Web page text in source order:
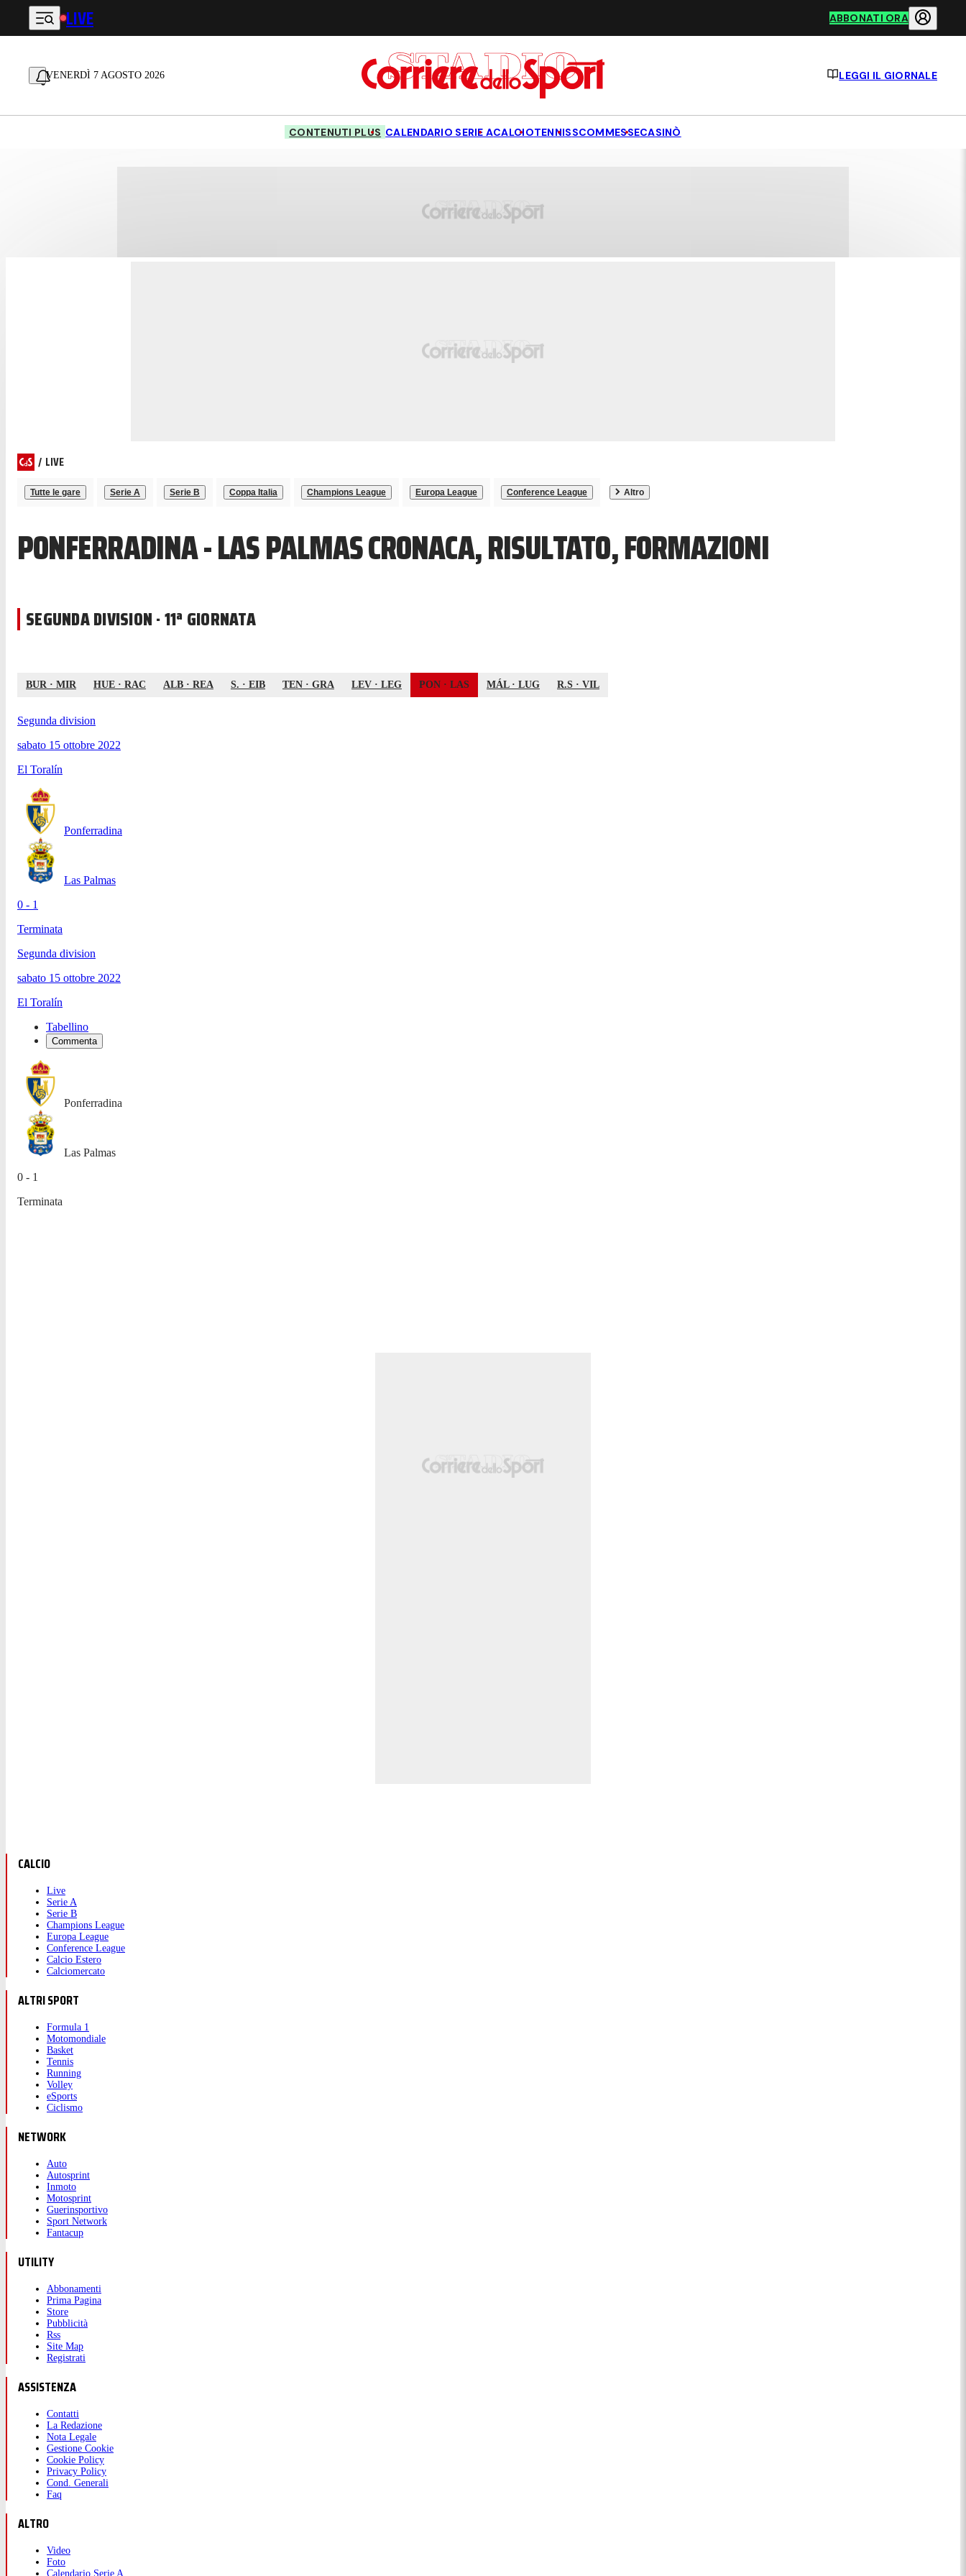
Vai al contenuto principale
LIVE ABBONATI ORA
VENERDÌ 7 AGOSTO 2026 LEGGI IL GIORNALE
CONTENUTI PLUS CALENDARIO SERIE ACALCIOTENNISSCOMMESSECASINÒ
/ LIVE
Tutte le gare Serie A Serie B Coppa Italia Champions League Europa League Conference League Altro
PONFERRADINA - LAS PALMAS CRONACA, RISULTATO, FORMAZIONI
SEGUNDA DIVISION · 11ª GIORNATA
BUR · MIR HUE · RAC ALB · REA S. · EIB TEN · GRA LEV · LEG PON · LAS MÁL· LUG R.S · VIL
Segunda division
sabato 15 ottobre 2022
El Toralín
Ponferradina
Las Palmas
0 - 1
Terminata
Segunda division
sabato 15 ottobre 2022
El Toralín
Tabellino
Commenta
Ponferradina
Las Palmas
0 - 1
Terminata
CALCIO
Live
Serie A
Serie B
Champions League
Europa League
Conference League
Calcio Estero
Calciomercato
ALTRI SPORT
Formula 1
Motomondiale
Basket
Tennis
Running
Volley
eSports
Ciclismo
NETWORK
Auto
Autosprint
Inmoto
Motosprint
Guerinsportivo
Sport Network
Fantacup
UTILITY
Abbonamenti
Prima Pagina
Store
Pubblicità
Rss
Site Map
Registrati
ASSISTENZA
Contatti
La Redazione
Nota Legale
Gestione Cookie
Cookie Policy
Privacy Policy
Cond. Generali
Faq
ALTRO
Video
Foto
Calendario Serie A